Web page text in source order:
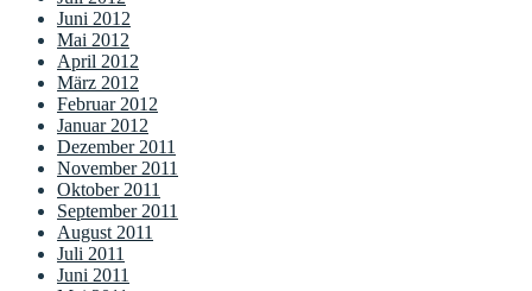
Juni 2012
Mai 2012
April 2012
März 2012
Februar 2012
Januar 2012
Dezember 2011
November 2011
Oktober 2011
September 2011
August 2011
Juli 2011
Juni 2011